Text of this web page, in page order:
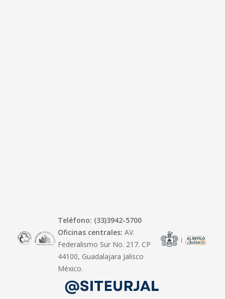
Teléfono: (33)3942-5700
Oficinas centrales: AV.
Federalismo Sur No. 217. CP
44100, Guadalajara Jalisco
México.